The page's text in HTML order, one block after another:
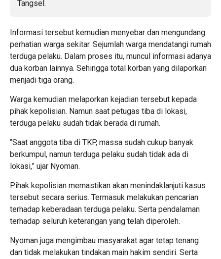
Informasi tersebut kemudian menyebar dan mengundang
perhatian warga sekitar. Sejumlah warga mendatangi rumah
terduga pelaku. Dalam proses itu, muncul informasi adanya
dua korban lainnya. Sehingga total korban yang dilaporkan
menjadi tiga orang.
Warga kemudian melaporkan kejadian tersebut kepada
pihak kepolisian. Namun saat petugas tiba di lokasi,
terduga pelaku sudah tidak berada di rumah.
“Saat anggota tiba di TKP, massa sudah cukup banyak
berkumpul, namun terduga pelaku sudah tidak ada di
lokasi,” ujar Nyoman.
Pihak kepolisian memastikan akan menindaklanjuti kasus
tersebut secara serius. Termasuk melakukan pencarian
terhadap keberadaan terduga pelaku. Serta pendalaman
terhadap seluruh keterangan yang telah diperoleh.
Nyoman juga mengimbau masyarakat agar tetap tenang
dan tidak melakukan tindakan main hakim sendiri. Serta